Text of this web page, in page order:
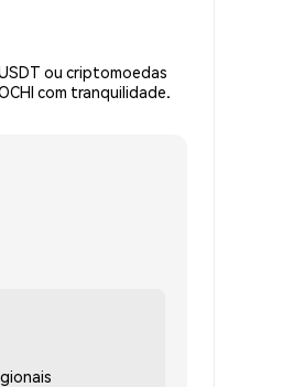
ou criptomoedas
com tranquilidade.